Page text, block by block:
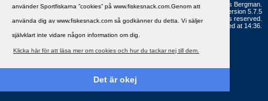
använder Sportfiskarna ”cookies” på www.fiskesnack.com.Genom att
använda dig av www.fiskesnack.com så godkänner du detta. Vi säljer
självklart inte vidare någon information om dig.
Klicka här för att läsa mer om cookies och hur du tackar nej till dem.
Det är okej
Copyright ©2002 - 2021, FiskeSnack.com. Grundad 2002 av Anders Bergman.
Version 5.7.5
Copyright © 2026 MH Sub I, LLC dba vBulletin. All rights reserved.
All times are GMT+1. This page was generated at 14:36.